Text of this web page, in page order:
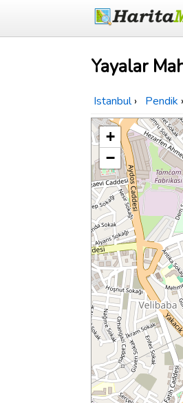
Yayalar
Istanbul › Pendik ›
+
−